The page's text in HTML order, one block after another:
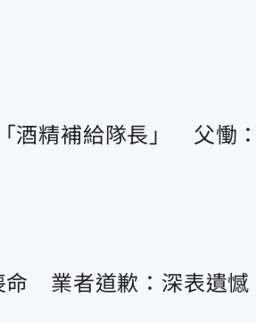
酒精補給隊長」 父慟
命 業者道歉：深表遺憾